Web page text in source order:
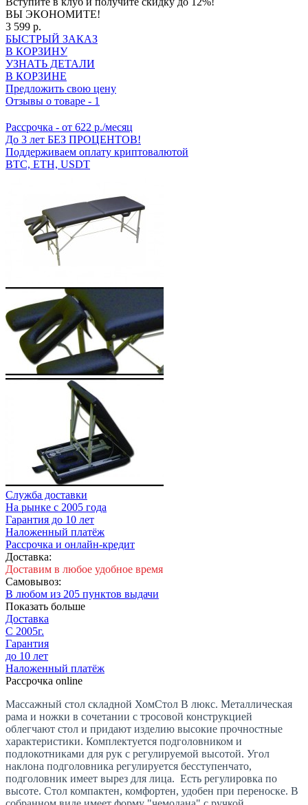
ВЫ ЭКОНОМИТЕ!
3 599 р.
БЫСТРЫЙ ЗАКАЗ
В КОРЗИНУ
УЗНАТЬ ДЕТАЛИ
В КОРЗИНЕ
Предложить свою цену
Отзывы о товаре - 1
Рассрочка - от 622 р./месяц
До 3 лет БЕЗ ПРОЦЕНТОВ!
Поддерживаем оплату криптовалютой
BTC, ETH, USDT
Cлужба доставки
На рынке с 2005 года
Гарантия до 10 лет
Наложенный платёж
Рассрочка и онлайн-кредит
Доставка:
Доставим в любое удобное время
Самовывоз:
В любом из 205 пунктов выдачи
Показать больше
Доставка
С 2005г.
Гарантия
до 10 лет
Наложенный платёж
Рассрочка online
Массажный стол складной ХомСтол В люкс. Металлическая
рама и ножки в сочетании с тросовой конструкцией
облегчают стол и придают изделию высокие прочностные
характеристики. Комплектуется подголовником и
подлокотниками для рук с регулируемой высотой. Угол
наклона подголовника регулируется бесступенчато,
подголовник имеет вырез для лица. Есть регулировка по
высоте. Стол компактен, комфортен, удобен при переноске. В